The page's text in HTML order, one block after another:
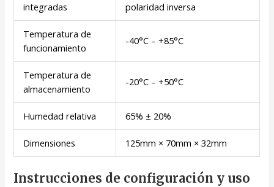
integradas
polaridad inversa
Temperatura de
funcionamiento
-40°C – +85°C
Temperatura de
almacenamiento
-20°C – +50°C
Humedad relativa 65% ± 20%
Dimensiones 125mm × 70mm × 32mm
Instrucciones de configuración y uso